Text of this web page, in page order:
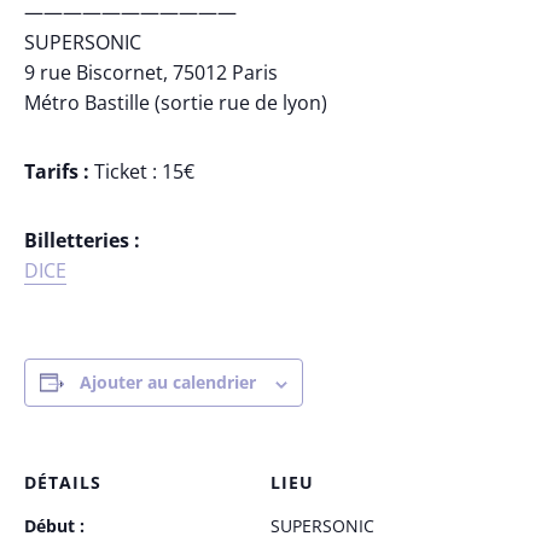
———————————
SUPERSONIC
9 rue Biscornet, 75012 Paris
Métro Bastille (sortie rue de lyon)
Tarifs : Ticket : 15€
Billetteries :
DICE
Ajouter au calendrier
DÉTAILS
Début :
LIEU
SUPERSONIC